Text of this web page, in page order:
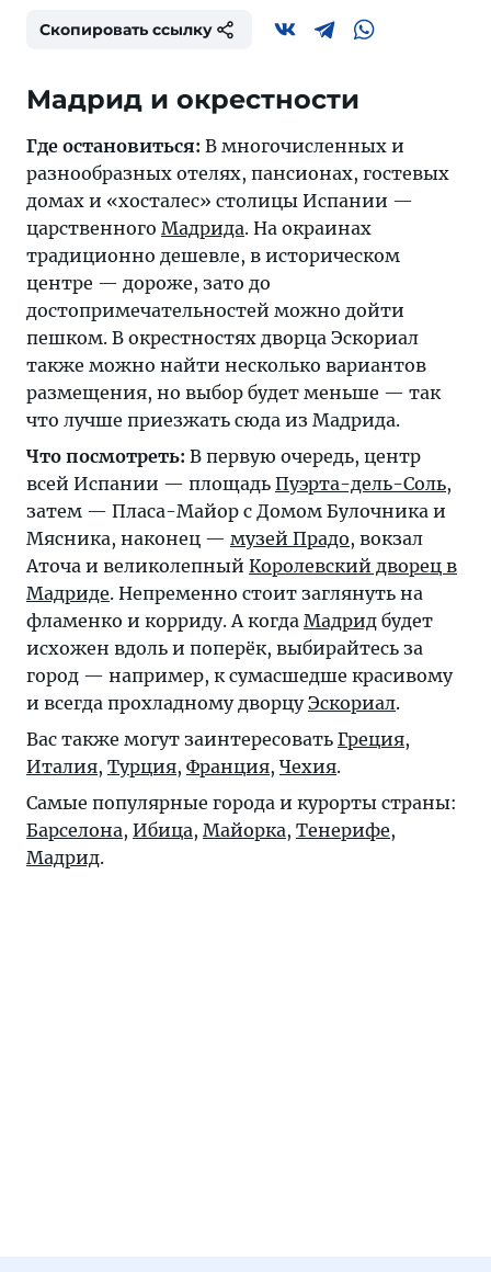
Скопировать ссылку
Мадрид и окрестности
Где остановиться: В многочисленных и
разнообразных отелях, пансионах, гостевых
домах и «хосталес» столицы Испании —
царственного Мадрида. На окраинах
традиционно дешевле, в историческом
центре — дороже, зато до
достопримечательностей можно дойти
пешком. В окрестностях дворца Эскориал
также можно найти несколько вариантов
размещения, но выбор будет меньше — так
что лучше приезжать сюда из Мадрида.
Что посмотреть: В первую очередь, центр
всей Испании — площадь Пуэрта-дель-Соль,
затем — Пласа-Майор с Домом Булочника и
Мясника, наконец — музей Прадо, вокзал
Аточа и великолепный Королевский дворец в
Мадриде. Непременно стоит заглянуть на
фламенко и корриду. А когда Мадрид будет
исхожен вдоль и поперёк, выбирайтесь за
город — например, к сумасшедше красивому
и всегда прохладному дворцуЭскориал.
Вас также могут заинтересовать Греция,
Италия, Турция, Франция, Чехия.
Самые популярные города и курорты страны:
Барселона, Ибица, Майорка, Тенерифе,
Мадрид.